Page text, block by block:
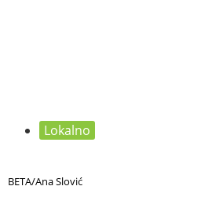
Lokalno
BETA/Ana Slović